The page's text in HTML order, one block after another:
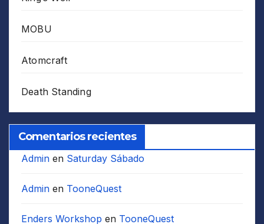
MOBU
Atomcraft
Death Standing
Comentarios recientes
Admin en Saturday Sábado
Admin en TooneQuest
Enders Workshop en TooneQuest